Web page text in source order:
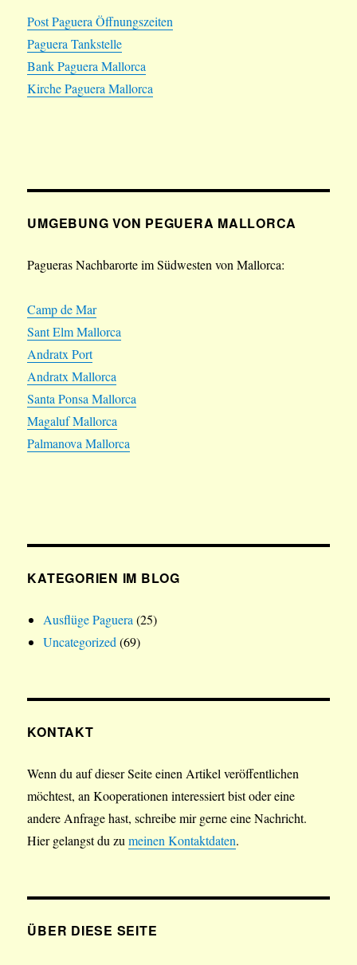
Post Paguera Öffnungszeiten
Paguera Tankstelle
Bank Paguera Mallorca
Kirche Paguera Mallorca
UMGEBUNG VON PEGUERA MALLORCA
Pagueras Nachbarorte im Südwesten von Mallorca:
Camp de Mar
Sant Elm Mallorca
Andratx Port
Andratx Mallorca
Santa Ponsa Mallorca
Magaluf Mallorca
Palmanova Mallorca
KATEGORIEN IM BLOG
Ausflüge Paguera (25)
Uncategorized (69)
KONTAKT
Wenn du auf dieser Seite einen Artikel veröffentlichen
möchtest, an Kooperationen interessiert bist oder eine
andere Anfrage hast, schreibe mir gerne eine Nachricht.
Hier gelangst du zumeinen Kontaktdaten.
ÜBER DIESE SEITE